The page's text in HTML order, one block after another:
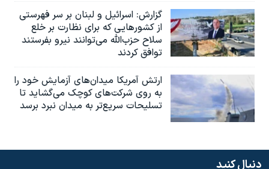
گزارش‌: اسرائيل و لبنان بر سر فهرستی
از کشورهایی که برای نظارت بر خلع
سلاح حزب‌الله می‌توانند نیرو بفرستند
توافق کردند
ارتش آمریکا میدان‌های آزمایش خود را
به روی شرکت‌های کوچک می‌گشاید تا
تسلیحات سریع‌تر به میدان نبرد برسد
دنبال کنید